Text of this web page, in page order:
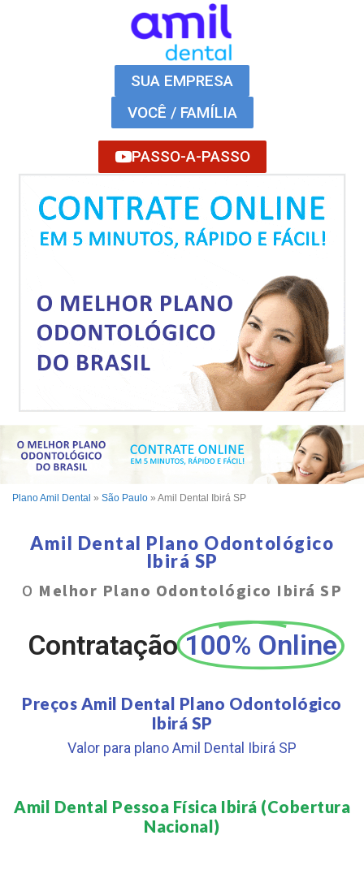
SUA EMPRESA
VOCÊ / FAMÍLIA
PASSO-A-PASSO
Plano Amil Dental » São Paulo » Amil Dental Ibirá SP
Amil Dental Plano Odontológico
Ibirá SP
O Melhor Plano Odontológico Ibirá SP
Contratação 100% Online
Preços Amil Dental Plano Odontológico
Ibirá SP
Valor para plano Amil Dental Ibirá SP
Amil Dental Pessoa Física Ibirá (Cobertura
Nacional)​